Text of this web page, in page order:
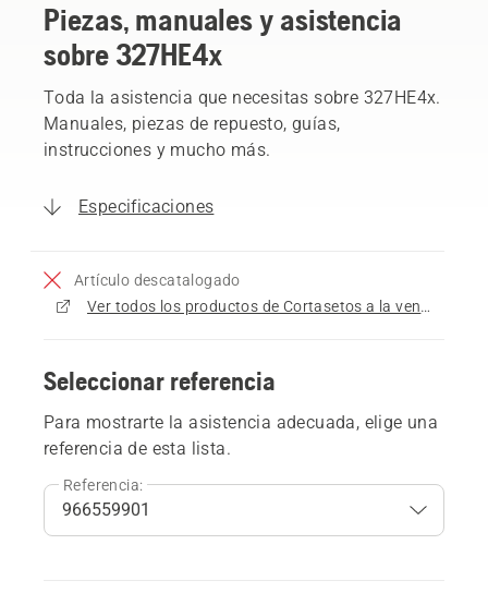
Piezas, manuales y asistencia
sobre 327HE4x
Toda la asistencia que necesitas sobre 327HE4x.
Manuales, piezas de repuesto, guías,
instrucciones y mucho más.
Especificaciones
Artículo descatalogado
Ver todos los productos de Cortasetos a la venta
Seleccionar referencia
Para mostrarte la asistencia adecuada, elige una
referencia de esta lista.
Referencia: